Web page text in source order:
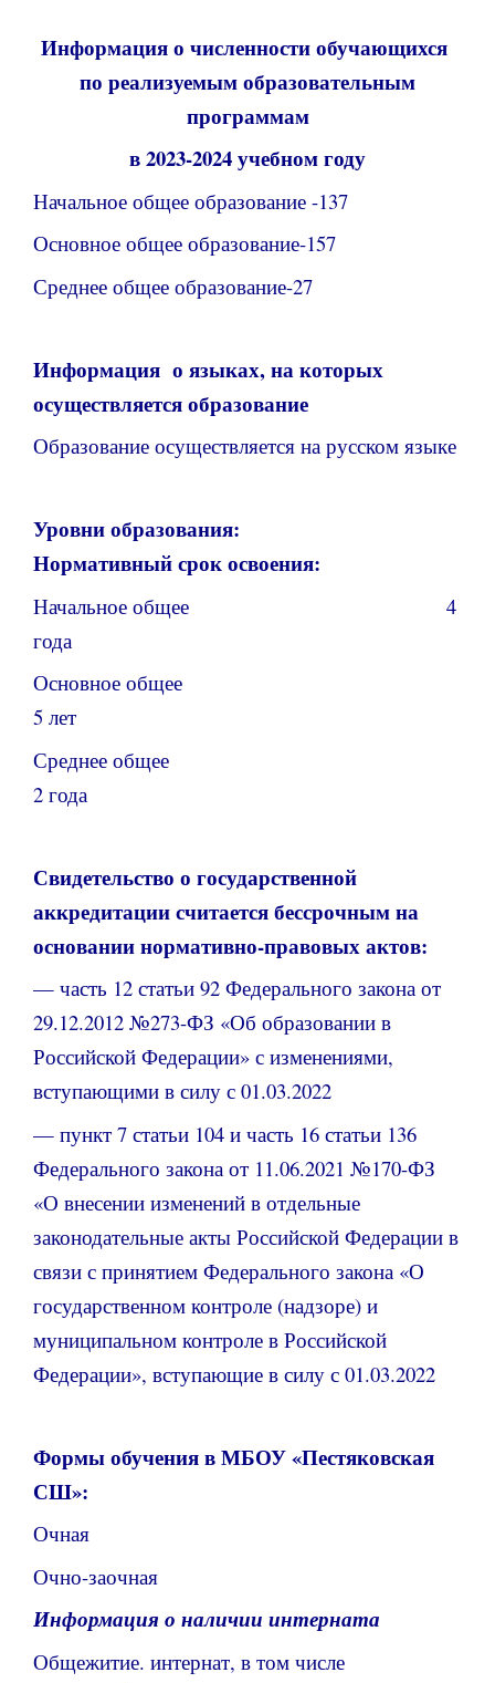
Информация о численности обучающихся
по реализуемым образовательным
программам
в 2023-2024 учебном году
Начальное общее образование -137
Основное общее образование-157
Среднее общее образование-27
Информация о языках, на которых
осуществляется образование
Образование осуществляется на русском языке
Уровни образования:
Нормативный срок освоения:
Начальное общее 4
года
Основное общее
5 лет
Среднее общее
2 года
Свидетельство о государственной
аккредитации считается бессрочным на
основании нормативно-правовых актов:
— часть 12 статьи 92 Федерального закона от
29.12.2012 №273-ФЗ «Об образовании в
Российской Федерации» с изменениями,
вступающими в силу с 01.03.2022
— пункт 7 статьи 104 и часть 16 статьи 136
Федерального закона от 11.06.2021 №170-ФЗ
«О внесении изменений в отдельные
законодательные акты Российской Федерации в
связи с принятием Федерального закона «О
государственном контроле (надзоре) и
муниципальном контроле в Российской
Федерации», вступающие в силу с 01.03.2022
Формы обучения в МБОУ «Пестяковская
СШ»:
Очная
Очно-заочная
Информация о наличии интерната
Общежитие. интернат, в том числе